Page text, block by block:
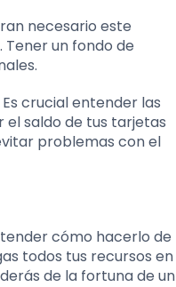
necesario este
un fondo de
crucial entender las
el saldo de tus tarjetas
problemas con el
cómo hacerlo de
todos tus recursos en
de la fortuna de un